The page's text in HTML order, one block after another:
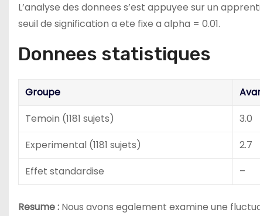
L’analyse des donnees s’est appuyee sur un
seuil de signification a ete fixe a alpha = 0.01.
Donnees statistiques
Groupe
Temoin (1181 sujets)
3.0
Experimental (1181 sujets)
2.7
Effet standardise
–
Resume : Nous avons egalement examine une